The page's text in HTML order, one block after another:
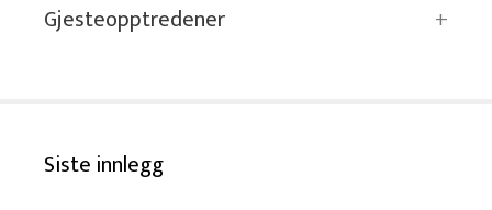
Gjesteopptredener
Siste innlegg